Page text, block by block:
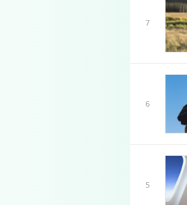
7
6
5